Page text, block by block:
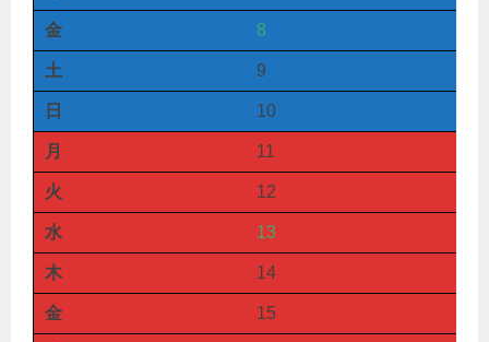
金 8
土 9
日 10
月 11
火 12
水 13
木 14
金 15